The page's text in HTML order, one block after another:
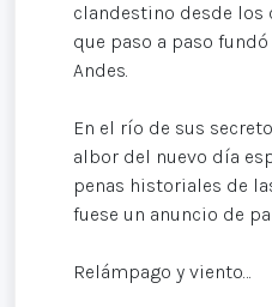
clandestino desde los
que paso a paso
Andes.
En el río de sus
albor del nuevo día
penas historiales de
fuese un anuncio de
Relámpago y viento…